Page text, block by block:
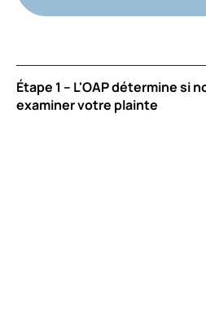
Étape 1 – L'OAP détermine si
examiner votre plainte